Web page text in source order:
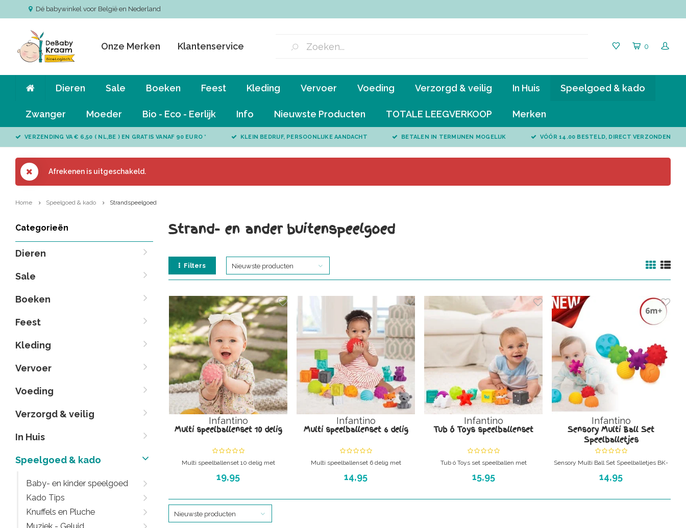
Dé babywinkel voor België en Nederland
Onze Merken Klantenservice 0
Dieren Sale Boeken Feest Kleding Vervoer Voeding Verzorgd & veilig In Huis Speelgoed & kado
Zwanger Moeder Bio - Eco - Eerlijk Info Nieuwste Producten TOTALE LEEGVERKOOP Merken
VERZENDING VA € 6,50 ( NL,BE ) EN GRATIS VANAF 90 EURO * KLEIN BEDRIJF, PERSOONLIJKE AANDACHT BETALEN IN TERMIJNEN MOGELIJK VÓÓR 14.00 BESTELD, DIRECT VERZONDEN
Afrekenen is uitgeschakeld.
Home Speelgoed & kado Strandspeelgoed
Categorieën
Dieren
Sale
Boeken
Feest
Kleding
Vervoer
Voeding
Verzorgd & veilig
In Huis
Speelgoed & kado
Baby- en kinder speelgoed
Kado Tips
Knuffels en Pluche
Strand- en ander buitenspeelgoed
Filters Nieuwste producten
Infantino
Multi speelballenset 10 delig
Multi speelballenset 10 delig met
verschillende texturen
19,95
Infantino
Multi speelballenset 6 delig
Multi speelballenset 6 delig met
verschillende texturen
14,95
Infantino
Tub ó Toys speelballenset
Tub ó Toys set speelballen met
verschillende texturen
15,95
Infantino
Sensory Multi Ball Set
Speelballetjes
Sensory Multi Ball Set Speelballetjes BK-
05209
14,95
Nieuwste producten